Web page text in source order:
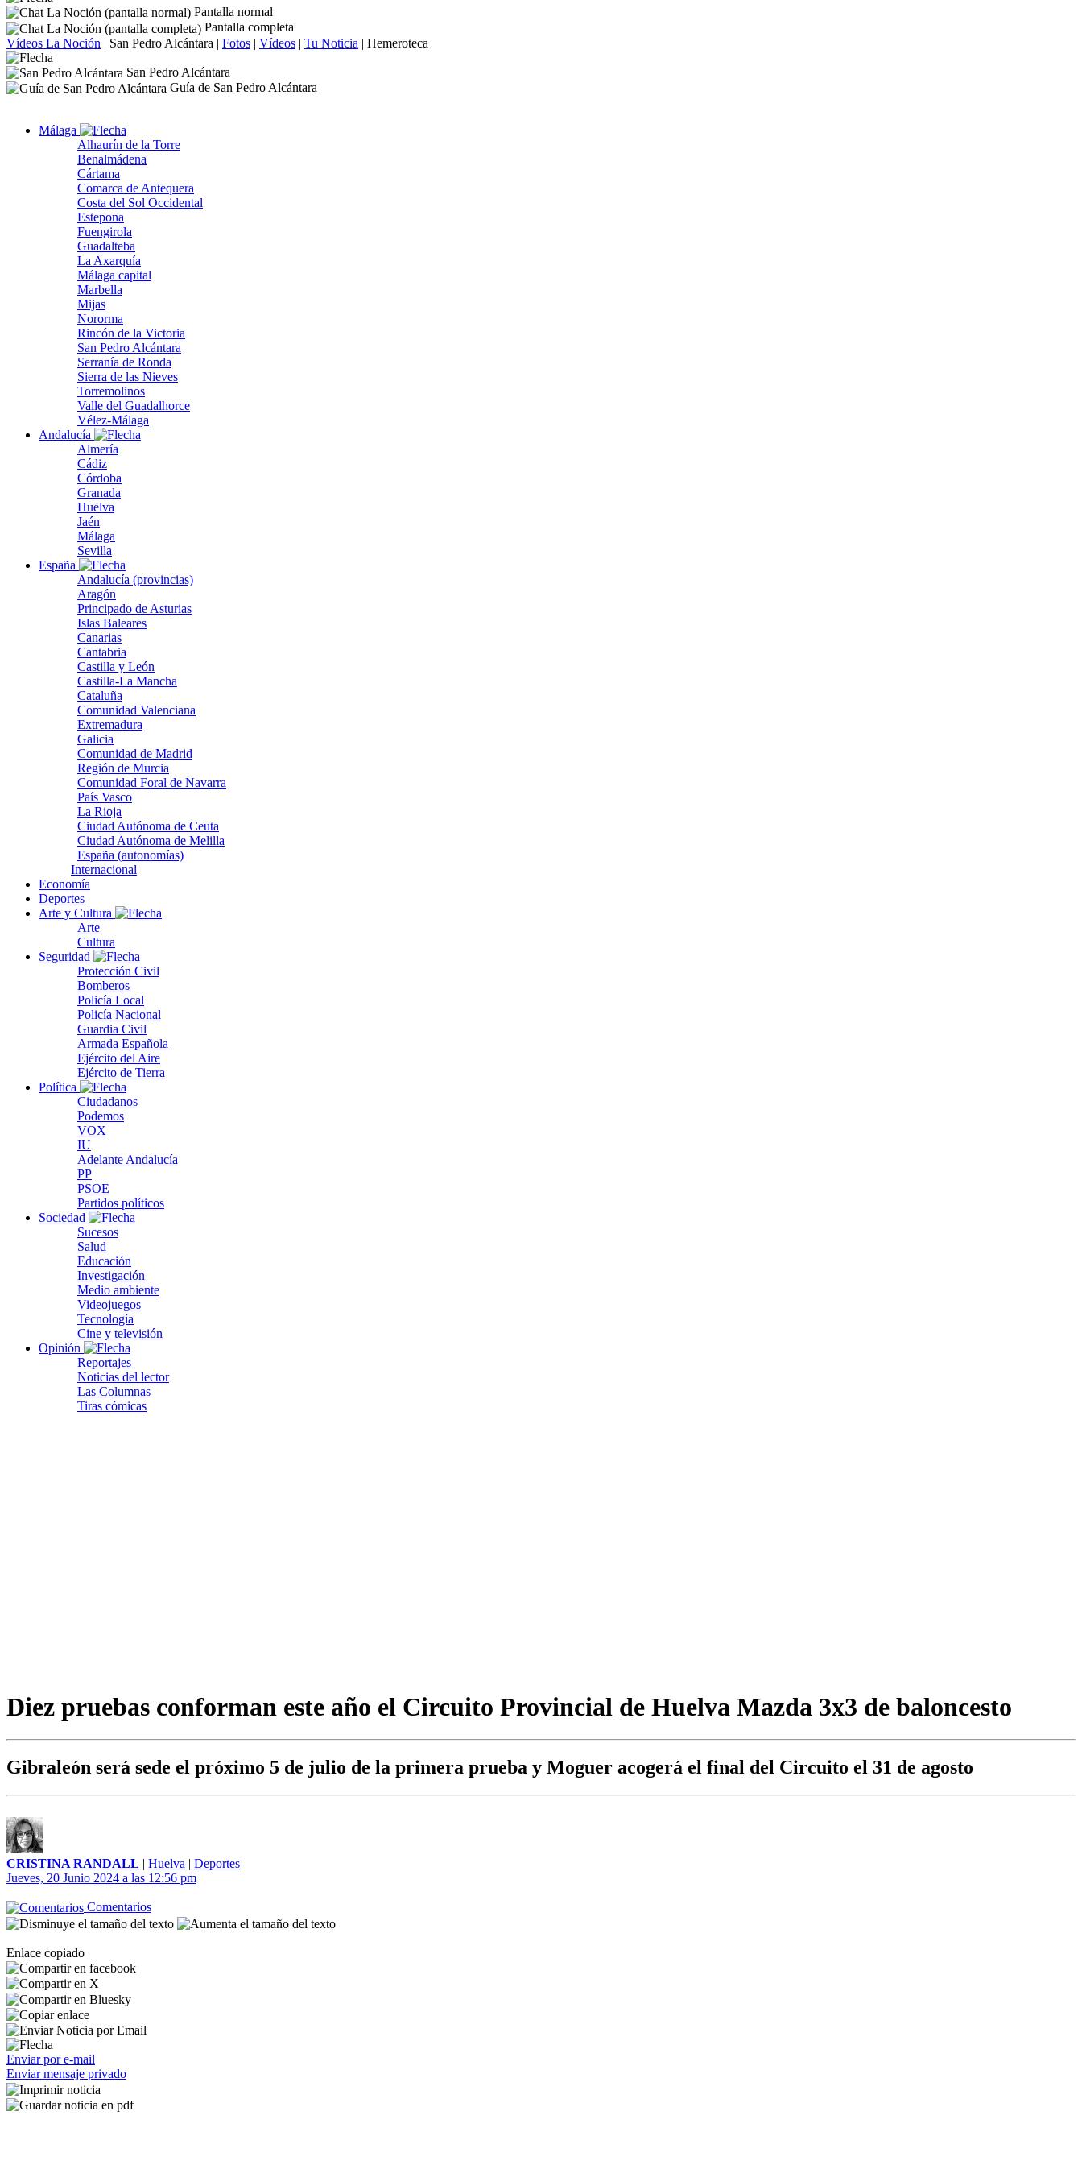
Pantalla normal
Pantalla completa
Vídeos La Noción | San Pedro Alcántara | Fotos | Vídeos | Tu Noticia | Hemeroteca
San Pedro Alcántara
Guía de San Pedro Alcántara
Málaga
Alhaurín de la Torre
Benalmádena
Cártama
Comarca de Antequera
Costa del Sol Occidental
Estepona
Fuengirola
Guadalteba
La Axarquía
Málaga capital
Marbella
Mijas
Nororma
Rincón de la Victoria
San Pedro Alcántara
Serranía de Ronda
Sierra de las Nieves
Torremolinos
Valle del Guadalhorce
Vélez-Málaga
Andalucía
Almería
Cádiz
Córdoba
Granada
Huelva
Jaén
Málaga
Sevilla
España
Andalucía (provincias)
Aragón
Principado de Asturias
Islas Baleares
Canarias
Cantabria
Castilla y León
Castilla-La Mancha
Cataluña
Comunidad Valenciana
Extremadura
Galicia
Comunidad de Madrid
Región de Murcia
Comunidad Foral de Navarra
País Vasco
La Rioja
Ciudad Autónoma de Ceuta
Ciudad Autónoma de Melilla
España (autonomías)
Internacional
Economía
Deportes
Arte y Cultura
Arte
Cultura
Seguridad
Protección Civil
Bomberos
Policía Local
Policía Nacional
Guardia Civil
Armada Española
Ejército del Aire
Ejército de Tierra
Política
Ciudadanos
Podemos
VOX
IU
Adelante Andalucía
PP
PSOE
Partidos políticos
Sociedad
Sucesos
Salud
Educación
Investigación
Medio ambiente
Videojuegos
Tecnología
Cine y televisión
Opinión
Reportajes
Noticias del lector
Las Columnas
Tiras cómicas
Diez pruebas conforman este año el Circuito Provincial de Huelva Mazda 3x3 de baloncesto
Gibraleón será sede el próximo 5 de julio de la primera prueba y Moguer acogerá el final del Circuito el 31 de agosto
CRISTINA RANDALL | Huelva | Deportes
Jueves, 20 Junio 2024 a las 12:56 pm
Comentarios
Enlace copiado
Enviar por e-mail
Enviar mensaje privado